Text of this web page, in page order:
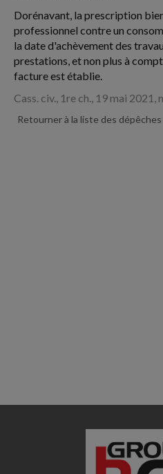
Dorénavant, la prescription
professionnel contre un
la date d'achèvement des
prestations, et non plus à
facture est établie.
Cass. civ., 1re ch., 19 mai 2021,
Retourner à la liste des dépêches